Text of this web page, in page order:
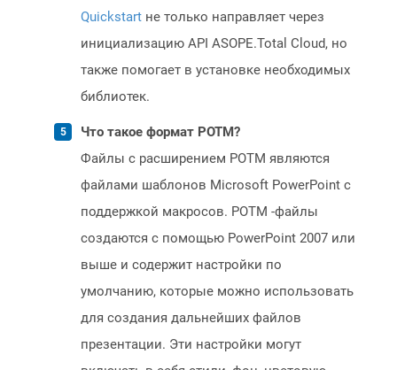
Quickstart не только направляет через
инициализацию API ASOPE.Total Cloud, но
также помогает в установке необходимых
библиотек.
Что такое формат POTM?
Файлы с расширением POTM являются
файлами шаблонов Microsoft PowerPoint с
поддержкой макросов. POTM -файлы
создаются с помощью PowerPoint 2007 или
выше и содержит настройки по
умолчанию, которые можно использовать
для создания дальнейших файлов
презентации. Эти настройки могут